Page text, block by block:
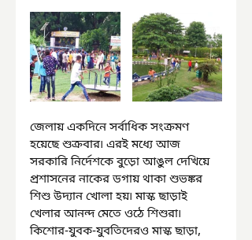
জেলায় একদিনে সর্বাধিক সংক্রমণ
হয়েছে শুক্রবার৷ এরই মধ্যে আজ
সরকারি নির্দেশকে বুড়ো আঙুল দেখিয়ে
প্রশাসনের নাকের ডগায় থাকা শুভঙ্কর
শিশু উদ্যান খোলা হয়৷ মাস্ক ছাড়াই
খেলার আনন্দ মেতে ওঠে শিশুরা৷
কিশোর-যুবক-যুবতিদেরও মাস্ক ছাড়া,